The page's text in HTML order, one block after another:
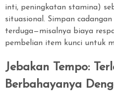
inti, peningkatan stamina)
situasional. Simpan
terduga—misalnya biaya
pembelian item kunci untuk
Jebakan Tempo:
Berbahayanya